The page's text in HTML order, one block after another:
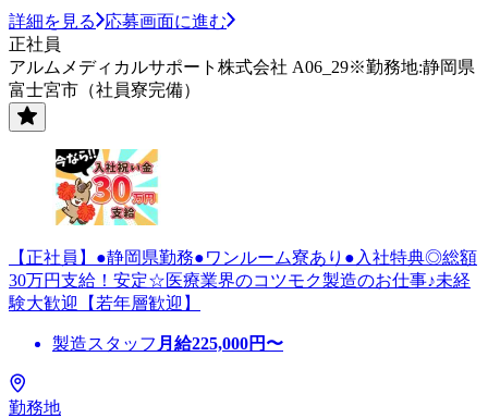
詳細を見る
応募画面に進む
正社員
アルムメディカルサポート株式会社 A06_29※勤務地:静岡県
富士宮市（社員寮完備）
【正社員】●静岡県勤務●ワンルーム寮あり●入社特典◎総額
30万円支給！安定☆医療業界のコツモク製造のお仕事♪未経
験大歓迎【若年層歓迎】
製造スタッフ 月給225,000円〜
勤務地